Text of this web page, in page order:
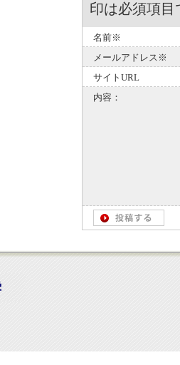
印は必須項目
名前※
メールアドレス※
サイトURL
内容：